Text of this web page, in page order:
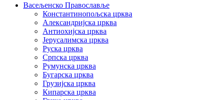
Васељенско Православље
Константинопољска црква
Александријска црква
Антиохијска црква
Јерусалимска црква
Руска црква
Српска црква
Румунска црква
Бугарска црква
Грузијска црква
Кипарска црква